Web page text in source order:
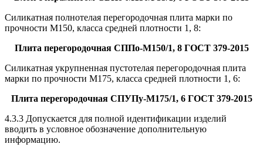
Силикатная полнотелая перегородочная плита марки по
прочности М150, класса средней плотности 1, 8:
Плита перегородочная СППо-М150/1, 8 ГОСТ 379-2015
Силикатная укрупненная пустотелая перегородочная плита
марки по прочности М175, класса средней плотности 1, 6:
Плита перегородочная СПУПу-М175/1, 6 ГОСТ 379-2015
4.3.3 Допускается для полной идентификации изделий
вводить в условное обозначение дополнительную
информацию.